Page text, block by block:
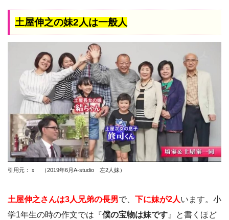
土屋伸之の妹2人は一般人
引用元：ｘ （2019年6月A-studio 左2人妹）
土屋伸之さんは3人兄弟の長男で、 下に妹が2人います。小
学1年生の時の作文では『僕の宝物は妹です 』と書くほど